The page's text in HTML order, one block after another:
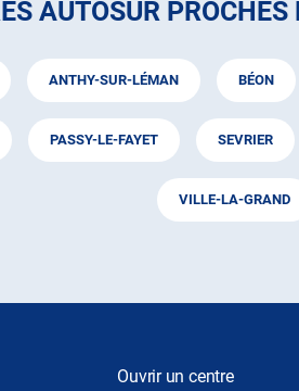
AUTOSUR
ANTHY-SUR-LÉMAN BÉON
PASSY-LE-FAYET SEVRIER
VILLE-LA-GRAND
Ouvrir un centre